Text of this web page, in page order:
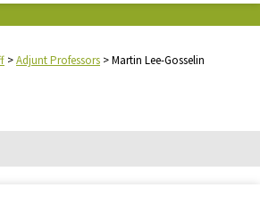
>Adjunt Professors >Martin Lee-Gosselin